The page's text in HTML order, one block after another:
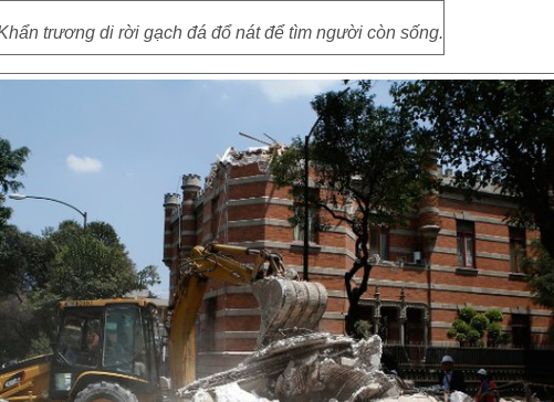
trương di rời gạch đá đổ nát để tìm người còn sống.